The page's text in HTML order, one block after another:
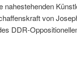
nahestehenden
von
DDR-